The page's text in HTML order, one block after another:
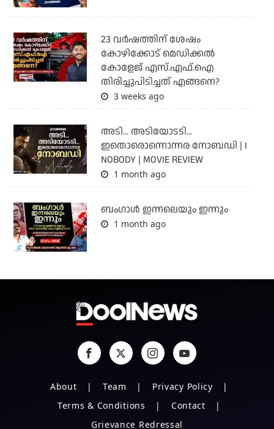
23 വർഷത്തിന് ശേഷം
കോഴിക്കോട് മെഡിക്കൽ
കോളേജ് എസ്.എഫ്.ഐ
തിരിച്ചുപിടിച്ചത് എങ്ങനെ?
3 weeks ago
അടി... അടിയോടടി...
ഇതൊരൊന്നൊന്നര നോബഡി | I
NOBODY | MOVIE REVIEW
1 month ago
ബംഗാള്‍ ഇന്നലെയും ഇന്നും
1 month ago
About Team
Privacy Policy
Terms & Conditions
Contact
Grievance Redressal